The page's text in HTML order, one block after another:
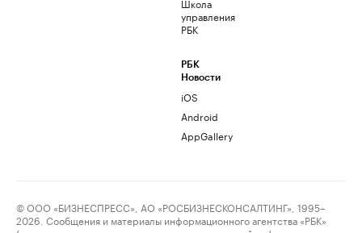
управления
РБК
РБК
Новости
iOS
Android
AppGallery
© ООО «БИЗНЕСПРЕСС», АО «РОСБИЗНЕСКОНСАЛТИНГ», 1995–
2026. Сообщения и материалы информационного агентства «РБК»